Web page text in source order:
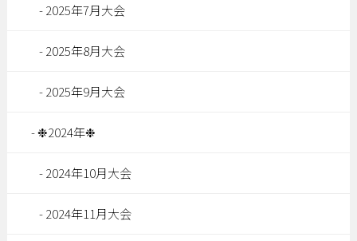
2025年7月大会
2025年8月大会
2025年9月大会
❉2024年❉
2024年10月大会
2024年11月大会